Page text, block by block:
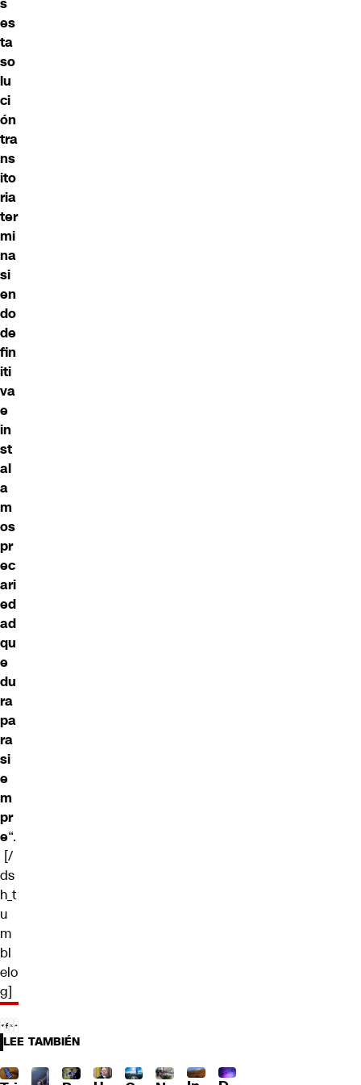
es
ta
so
lu
ci
ón
tra
ns
ito
ria
ter
mi
na
si
en
do
de
fin
iti
va
e
in
st
al
a
m
os
pr
ec
ari
ed
ad
qu
e
du
ra
pa
ra
si
e
m
pr
e“.
[/
ds
h_t
u
m
bl
elo
g]
LEE TAMBIÉN